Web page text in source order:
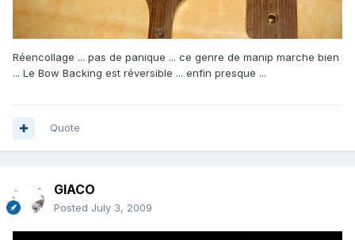
Réencollage ... pas de panique ... ce genre de manip marche bien
... Le Bow Backing est réversible ... enfin presque ...
Quote
GIACO
Posted July 3, 2009